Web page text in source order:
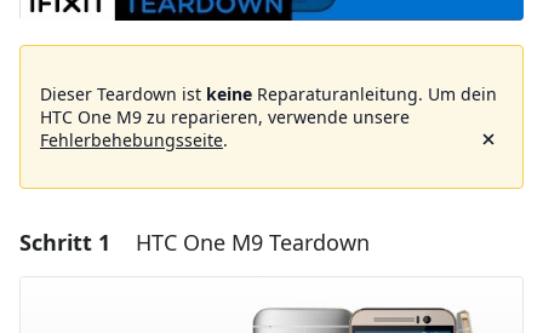
Dieser Teardown ist keine Reparaturanleitung. Um dein
HTC One M9 zu reparieren, verwende unsere
Fehlerbehebungsseite.
Schritt 1 HTC One M9 Teardown